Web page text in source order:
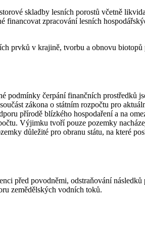
skladby lesních porostů včetně
zpracování lesních
prvků v krajině, tvorbu a obnovu biotopů
podmínky čerpání finančních prostředků
zákona o státním rozpočtu pro
přírodě blízkého hospodaření a na
Výjimku tvoří pouze pozemky
důležité pro obranu státu, na které
před povodněmi, odstraňování
zemědělských vodních toků.